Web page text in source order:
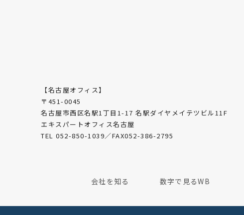
【名古屋オフィス】
〒451-0045
名古屋市西区名駅1丁目1-17 名駅ダイヤメイテツビル11F
エキスパートオフィス名古屋
TEL 052-850-1039／FAX052-386-2795
会社を知る 数字で見るWB